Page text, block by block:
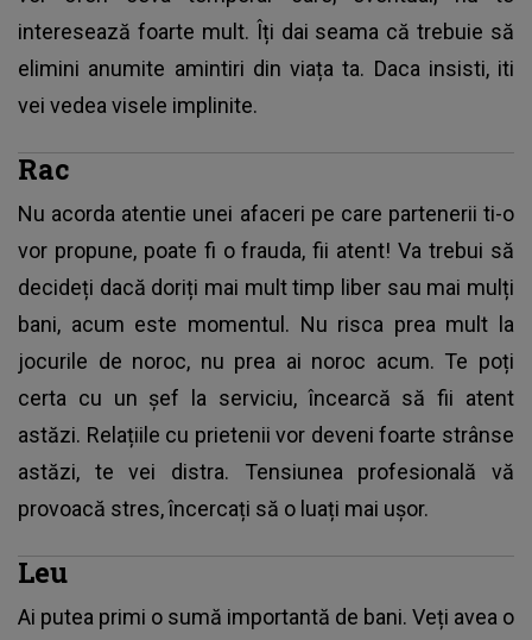
interesează foarte mult. Îți dai seama că trebuie să
elimini anumite amintiri din viața ta. Daca insisti, iti
vei vedea visele implinite.
Rac
Nu acorda atentie unei afaceri pe care partenerii ti-o
vor propune, poate fi o frauda, ​​fii atent! Va trebui să
decideți dacă doriți mai mult timp liber sau mai mulți
bani, acum este momentul. Nu risca prea mult la
jocurile de noroc, nu prea ai noroc acum. Te poți
certa cu un șef la serviciu, încearcă să fii atent
astăzi. Relațiile cu prietenii vor deveni foarte strânse
astăzi, te vei distra. Tensiunea profesională vă
provoacă stres, încercați să o luați mai ușor.
Leu
Ai putea primi o sumă importantă de bani. Veți avea o